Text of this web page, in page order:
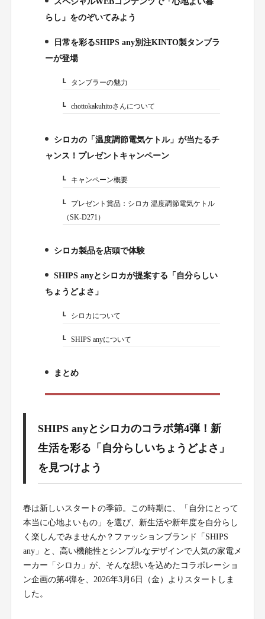
2.
らし」をのぞいてみよう
日常を彩るSHIPS any別注KINTO製タンブラ
ーが登場
3-1.タンブラーの魅力
3-2.chottokakuhitoさんについて
シロカの「温度調節電気ケトル」が当たるチ
ャンス！プレゼントキャンペーン
4-1.キャンペーン概要
4-2.プレゼント賞品：シロカ 温度調節電気ケトル
（SK-D271）
シロカ製品を店頭で体験
6.
SHIPS anyとシロカが提案する「自分らしい
ちょうどよさ」
6-1.シロカについて
6-2.SHIPS anyについて
まとめ
SHIPS anyとシロカのコラボ第4弾！新
生活を彩る「自分らしいちょうどよさ」
を見つけよう
春は新しいスタートの季節。この時期に、「自分にとって
本当に心地よいもの」を選び、新生活や新年度を自分らし
く楽しんでみませんか？ファッションブランド「SHIPS
any」と、高い機能性とシンプルなデザインで人気の家電メ
ーカー「シロカ」が、そんな想いを込めたコラボレーショ
ン企画の第4弾を、2026年3月6日（金）よりスタートしま
した。